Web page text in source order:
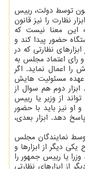
توسط دولت، رییس
نظارت را نیز قانون
معنا نیست که
حضور پیدا کند و
نظارتی که در
رای اعتماد مجلس به
را اعمال نماید. اگر
مسئولیت هایش
ابزار دوم هم سوال از
از وزیر یا رییس
او نیز باید با حضور
دهد. ابزار بعدی،
نمایندگان مجلس
دیگر از ابزارها و
یا رییس جمهور را